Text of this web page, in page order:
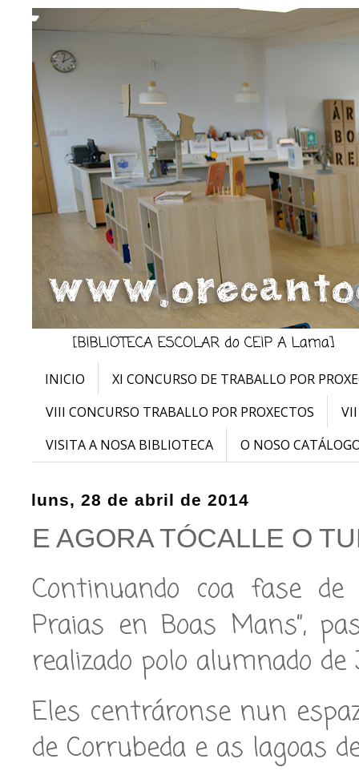
INICIO
XI CONCURSO DE TRABALLO POR
VIII CONCURSO TRABALLO POR PROXECTOS
VISITA A NOSA BIBLIOTECA
O NOSO
luns, 28 de abril de 2014
E AGORA TÓCALLE O
Continuando coa fase
Praias en Boas Mans”,
realizado polo alumnado
Eles centráronse nun
de Corrubeda e as lagoas